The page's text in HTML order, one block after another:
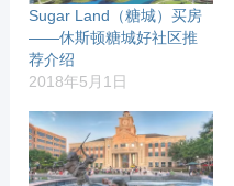
Sugar Land（糖城）买房
——休斯顿糖城好社区推
荐介绍
2018年5月1日